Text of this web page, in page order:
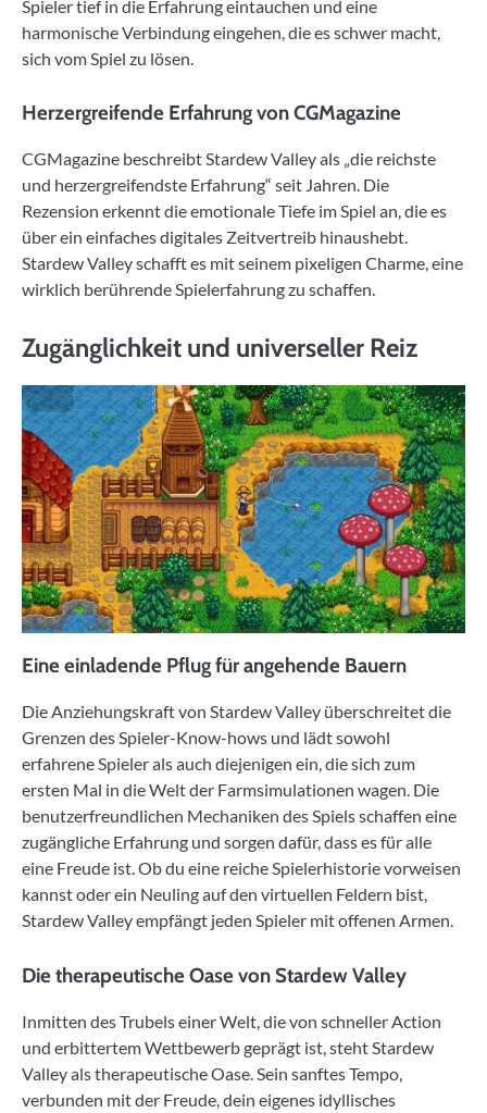
Spieler tief in die Erfahrung eintauchen und eine
harmonische Verbindung eingehen, die es schwer macht,
sich vom Spiel zu lösen.
Herzergreifende Erfahrung von CGMagazine
CGMagazine beschreibt Stardew Valley als „die reichste
und herzergreifendste Erfahrung“ seit Jahren. Die
Rezension erkennt die emotionale Tiefe im Spiel an, die es
über ein einfaches digitales Zeitvertreib hinaushebt.
Stardew Valley schafft es mit seinem pixeligen Charme, eine
wirklich berührende Spielerfahrung zu schaffen.
Zugänglichkeit und universeller Reiz
Eine einladende Pflug für angehende Bauern
Die Anziehungskraft von Stardew Valley überschreitet die
Grenzen des Spieler-Know-hows und lädt sowohl
erfahrene Spieler als auch diejenigen ein, die sich zum
ersten Mal in die Welt der Farmsimulationen wagen. Die
benutzerfreundlichen Mechaniken des Spiels schaffen eine
zugängliche Erfahrung und sorgen dafür, dass es für alle
eine Freude ist. Ob du eine reiche Spielerhistorie vorweisen
kannst oder ein Neuling auf den virtuellen Feldern bist,
Stardew Valley empfängt jeden Spieler mit offenen Armen.
Die therapeutische Oase von Stardew Valley
Inmitten des Trubels einer Welt, die von schneller Action
und erbittertem Wettbewerb geprägt ist, steht Stardew
Valley als therapeutische Oase. Sein sanftes Tempo,
verbunden mit der Freude, dein eigenes idyllisches